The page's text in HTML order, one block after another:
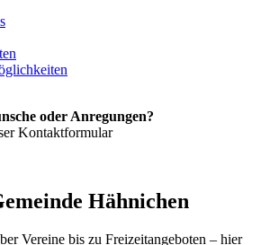
oder Anregungen?
Kontaktformular
Hähnichen
Vereine bis zu Freizeitangeboten – hier